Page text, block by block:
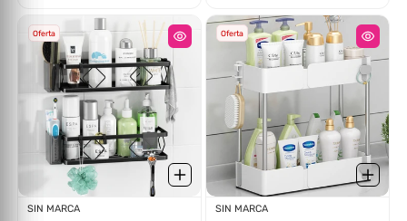
Oferta
Proveedor:
SIN MARCA
Oferta
Proveedor:
SIN MARCA